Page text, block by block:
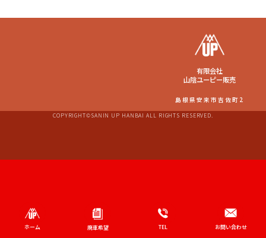
ホーム 廃車希望 TEL お問い合わせ
有限会社
山陰ユーピー販売
島根県安来市吉佐町2
COPYRIGHT©SANIN UP HANBAI ALL RIGHTS RESERVED.